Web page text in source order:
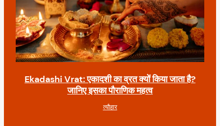
Ekadashi Vrat: एकादशी का व्रत क्यों किया जाता है?
जानिए इसका पौराणिक महत्व
त्यौहार